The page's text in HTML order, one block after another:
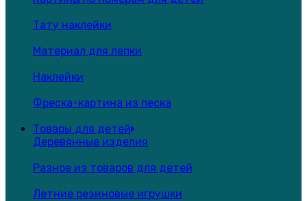
Тату наклейки
Материал для лепки
Наклейки
Фреска-картина из песка
Товары для детей
Деревянные изделия
Разное из товаров для детей
Летние резиновые игрушки